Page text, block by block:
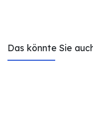
Das könnte Sie